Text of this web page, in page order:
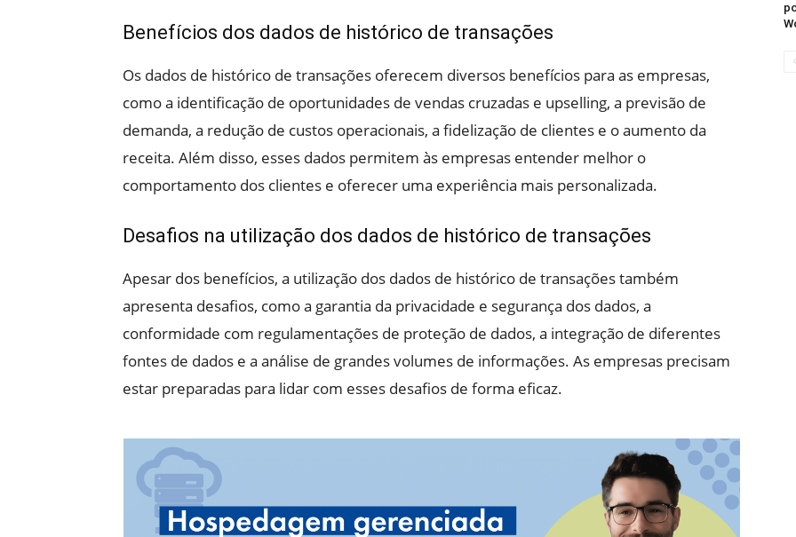
Benefícios dos dados de histórico de transações
Os dados de histórico de transações oferecem diversos benefícios para as empresas,
como a identificação de oportunidades de vendas cruzadas e upselling, a previsão de
demanda, a redução de custos operacionais, a fidelização de clientes e o aumento da
receita. Além disso, esses dados permitem às empresas entender melhor o
comportamento dos clientes e oferecer uma experiência mais personalizada.
Desafios na utilização dos dados de histórico de transações
Apesar dos benefícios, a utilização dos dados de histórico de transações também
apresenta desafios, como a garantia da privacidade e segurança dos dados, a
conformidade com regulamentações de proteção de dados, a integração de diferentes
fontes de dados e a análise de grandes volumes de informações. As empresas precisam
estar preparadas para lidar com esses desafios de forma eficaz.